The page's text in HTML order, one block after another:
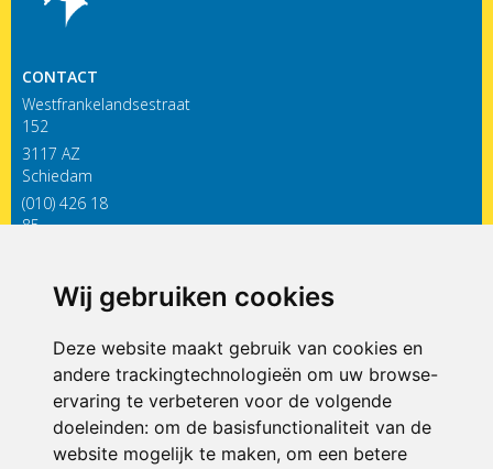
Wij gebruiken cookies
Deze website maakt gebruik van cookies en
andere trackingtechnologieën om uw browse-
ervaring te verbeteren voor de volgende
doeleinden: om de basisfunctionaliteit van de
website mogelijk te maken, om een betere
CONTACT
Westfrankelandsestraat
152
3117 AZ
Schiedam
(010) 426 18
85
ONDERDEEL VAN